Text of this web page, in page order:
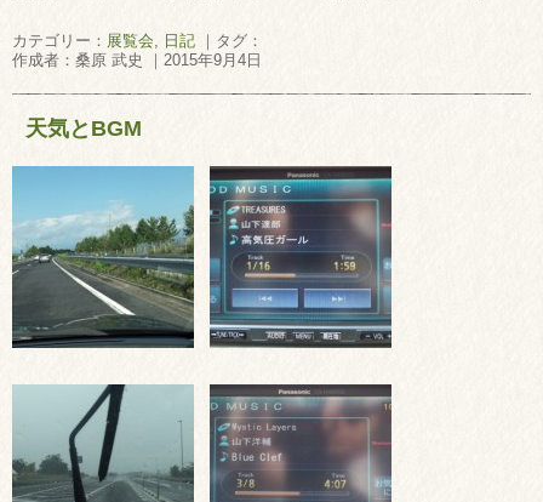
カテゴリー： 展覧会 日記 ｜タグ：
作成者：桑原 武史 ｜2015年9月4日
天気とBGM